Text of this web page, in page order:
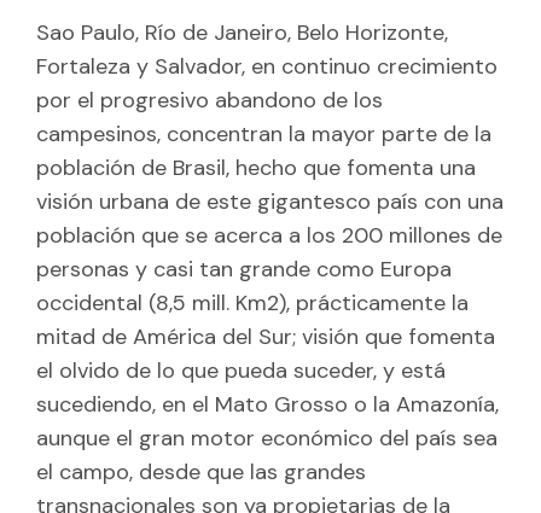
Sao Paulo, Río de Janeiro, Belo Horizonte,
Fortaleza y Salvador, en continuo crecimiento
por el progresivo abandono de los
campesinos, concentran la mayor parte de la
población de Brasil, hecho que fomenta una
visión urbana de este gigantesco país con una
población que se acerca a los 200 millones de
personas y casi tan grande como Europa
occidental (8,5 mill. Km2), prácticamente la
mitad de América del Sur; visión que fomenta
el olvido de lo que pueda suceder, y está
sucediendo, en el Mato Grosso o la Amazonía,
aunque el gran motor económico del país sea
el campo, desde que las grandes
transnacionales son ya propietarias de la